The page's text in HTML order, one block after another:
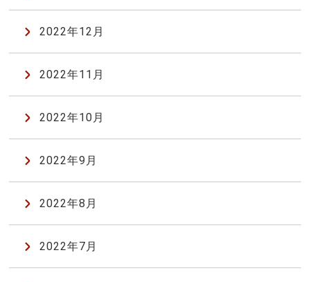
2022年12月
2022年11月
2022年10月
2022年9月
2022年8月
2022年7月